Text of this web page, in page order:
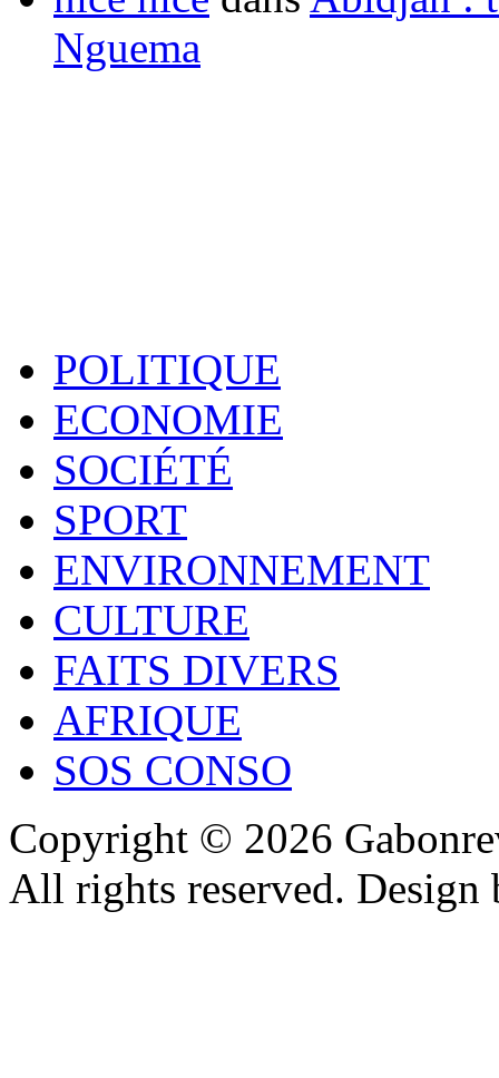
Nguema
POLITIQUE
ECONOMIE
SOCIÉTÉ
SPORT
ENVIRONNEMENT
CULTURE
FAITS DIVERS
AFRIQUE
SOS CONSO
Copyright © 2026
All rights reserved.